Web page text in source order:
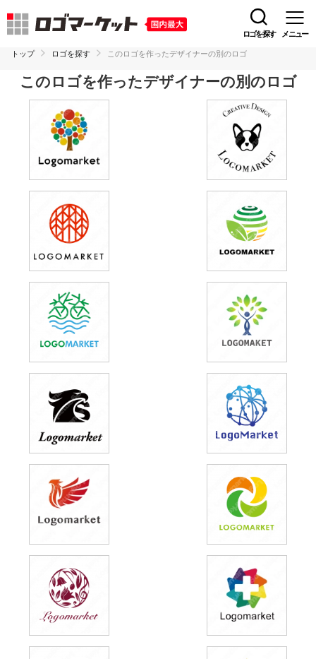
ロゴを探す メニュー
トップ ロゴを探す このロゴを作ったデザイナーの別のロゴ
このロゴを作ったデザイナーの別のロゴ